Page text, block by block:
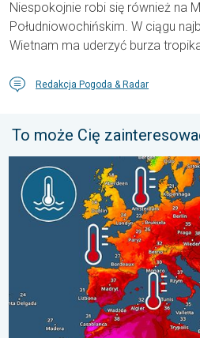
Niespokojnie robi się również na
Południowochińskim. W ciągu
Wietnam ma uderzyć burza
Redakcja Pogoda & Radar
To może Cię
Europejskie morza są